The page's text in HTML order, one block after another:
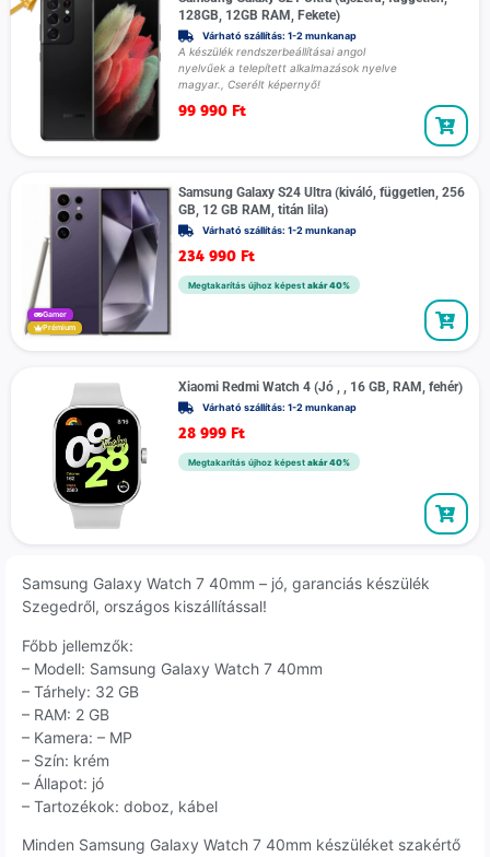
128GB, 12GB RAM, Fekete)
Várható szállítás: 1-2 munkanap
A készülék rendszerbeállításai angol
nyelvűek a telepített alkalmazások nyelve
magyar., Cserélt képernyő!
99 990 Ft
Gamer
Prémium
Samsung Galaxy S24 Ultra (kiváló, független, 256
GB, 12 GB RAM, titán lila)
Várható szállítás: 1-2 munkanap
234 990 Ft
Megtakarítás újhoz képest akár 40%
Xiaomi Redmi Watch 4 (Jó , , 16 GB, RAM, fehér)
Várható szállítás: 1-2 munkanap
28 999 Ft
Megtakarítás újhoz képest akár 40%
Samsung Galaxy Watch 7 40mm – jó, garanciás készülék
Szegedről, országos kiszállítással!
Főbb jellemzők:
– Modell: Samsung Galaxy Watch 7 40mm
– Tárhely: 32 GB
– RAM: 2 GB
– Kamera: – MP
– Szín: krém
– Állapot: jó
– Tartozékok: doboz, kábel
Minden Samsung Galaxy Watch 7 40mm készüléket szakértő